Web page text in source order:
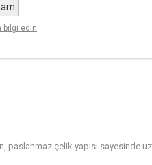
paslanmaz çelik yapısı sayesinde
bilgi edin